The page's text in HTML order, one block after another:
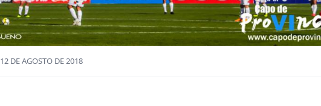
12 DE AGOSTO DE 2018